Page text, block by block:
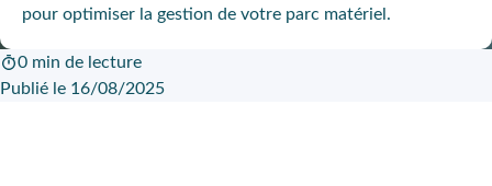
pour optimiser la gestion de votre parc matériel .
0 min de lecture
Publié le 16/08/2025